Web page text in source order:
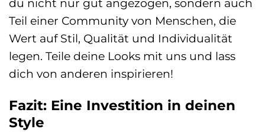
du nicht nur gut angezogen, sondern auch
Teil einer Community von Menschen, die
Wert auf Stil, Qualität und Individualität
legen. Teile deine Looks mit uns und lass
dich von anderen inspirieren!
Fazit: Eine Investition in deinen
Style